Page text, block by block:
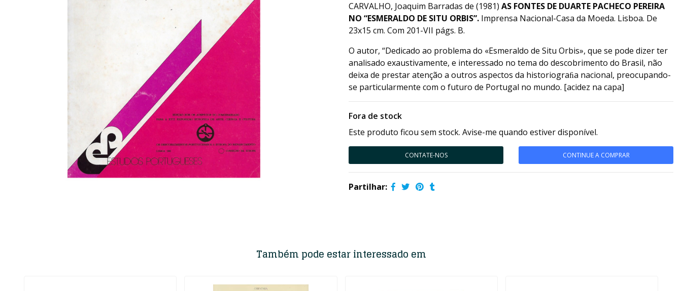
CARVALHO, Joaquim Barradas de (1981) AS FONTES DE DUARTE PACHECO PEREIRA
NO “ESMERALDO DE SITU ORBIS”. Imprensa Nacional-Casa da Moeda. Lisboa. De
23x15 cm. Com 201-VII págs. B.
O autor, “Dedicado ao problema do «Esmeraldo de Situ Orbis», que se pode dizer ter
analisado exaustivamente, e interessado no tema do descobrimento do Brasil, não
deixa de prestar atenção a outros aspectos da historiograﬁa nacional, preocupando-
se particularmente com o futuro de Portugal no mundo. [acidez na capa]
Fora de stock
Este produto ficou sem stock. Avise-me quando estiver disponível.
CONTATE-NOS CONTINUE A COMPRAR
Partilhar:
Também pode estar interessado em